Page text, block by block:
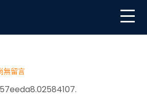
又增效_中國鄉村振興在線_國家鄉
無留言